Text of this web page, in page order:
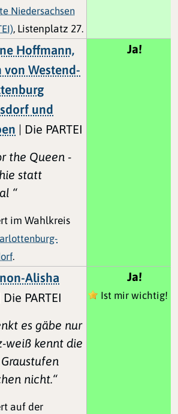
Niedersachsen
, Listenplatz 27.
Hoffmann,
von Westend-
und
| Die PARTEI
the Queen -
statt
“
im Wahlkreis
.
Ja!
Alisha
Die PARTEI
es gäbe nur
weiß kennt die
nicht.“
auf der
Ja!
Ist mir wichtig!